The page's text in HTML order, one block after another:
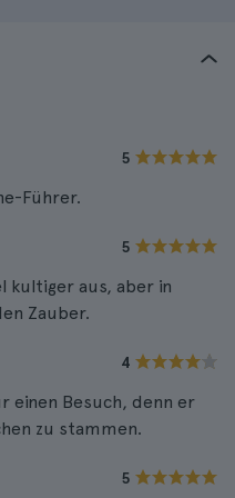
5
Führer.
5
kultiger aus, aber in
Zauber.
4
einen Besuch, denn er
zu stammen.
5